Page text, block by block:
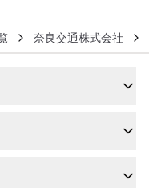
奈良交通株式会社